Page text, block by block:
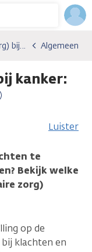
bij kanker
bij kankerAlgemeen
kanker:
Luister
te
Bekijk welke
zorg)
op de
klachten en